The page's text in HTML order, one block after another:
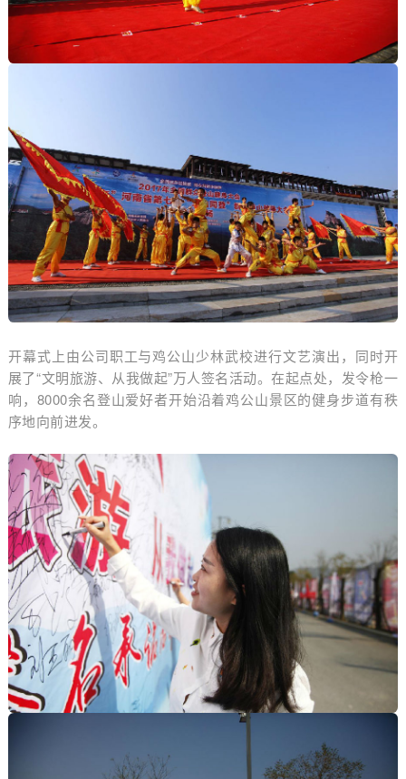
开幕式上由公司职工与鸡公山少林武校进行文艺演出，同时开
展了“文明旅游、从我做起”万人签名活动。在起点处，发令枪一
响，8000余名登山爱好者开始沿着鸡公山景区的健身步道有秩
序地向前进发。